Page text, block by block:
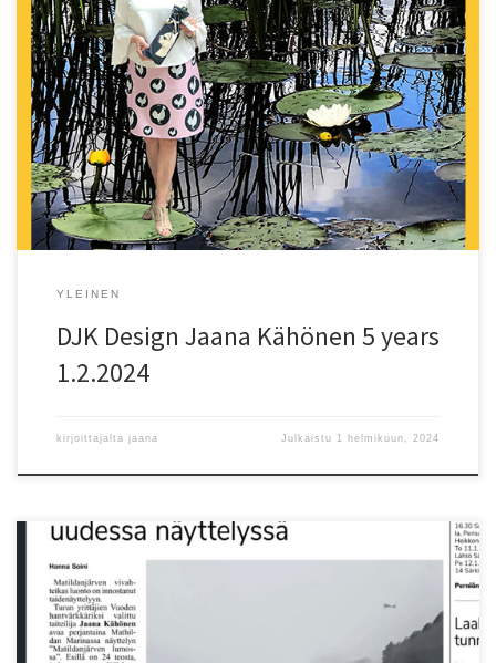
DJK Design Jaana Kähönen täyttää 1.2.2024 viisi vuotta Paljon on
tapahtunut sen jälkeen, kun kiinnostukseni uusia digitaalisen kuva-
ja kuosisuunnittelun tekniikoita kohtaan kypsyi yritystoiminnaksi.
Takana on työntäyteisiä vuosia, joihin on kuulunut jatkuvan uuden
opiskelun ja omien tekniikoiden kehittämisen ohessa niin oman
kesägallerian perustaminen, kansainvälinen suunnittelijasopimus,
muotinäytöksiä, lukuisia taidenäyttelyitä, useita Konstrundan […]
YLEINEN
DJK Design Jaana Kähönen 5 years
1.2.2024
kirjoittajalta jaana Julkaistu 1 helmikuun, 2024
DJK Matildanjärven Lumossa -näyttely on nyt avattu Mathildan
Marinan Merigalleriassa Mathildedalissa (Salo). Tervetuloa